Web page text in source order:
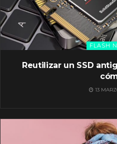
FLASH
Reutilizar un SSD
13